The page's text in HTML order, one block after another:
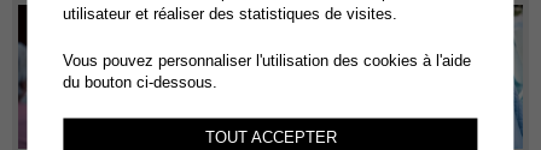
utilisateur et réaliser des statistiques de visites.
Vous pouvez personnaliser l'utilisation des cookies à l'aide
du bouton ci-dessous.
TOUT ACCEPTER